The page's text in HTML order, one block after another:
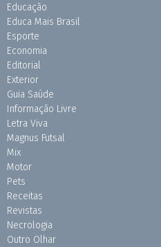
Educação
Educa Mais Brasil
Esporte
Economia
Editorial
Exterior
Guia Saúde
Informação Livre
Letra Viva
Magnus Futsal
Mix
Motor
Pets
Receitas
Revistas
Necrologia
Outro Olhar